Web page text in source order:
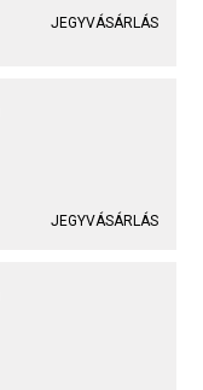
JEGYVÁSÁRLÁS
JEGYVÁSÁRLÁS